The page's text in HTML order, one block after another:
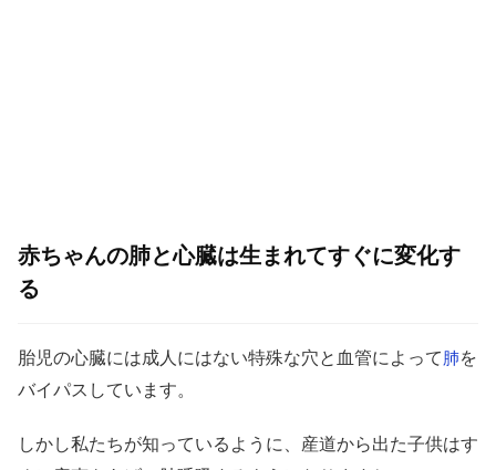
赤ちゃんの肺と心臓は生まれてすぐに変化す
る
胎児の心臓には成人にはない特殊な穴と血管によって肺を
バイパスしています。
しかし私たちが知っているように、産道から出た子供はす